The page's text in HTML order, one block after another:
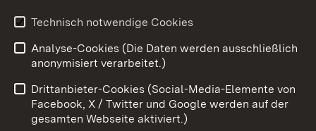
Youtube
Benutzungshinweise
Barrierefreiheit
Datenschutz
Cookies
Technisch notwendige Cookies
Analyse-Cookies (Die Daten werden ausschließlich
anonymisiert verarbeitet.)
Drittanbieter-Cookies (Social-Media-Elemente von
Facebook, X / Twitter und Google werden auf der
gesamten Webseite aktiviert.)